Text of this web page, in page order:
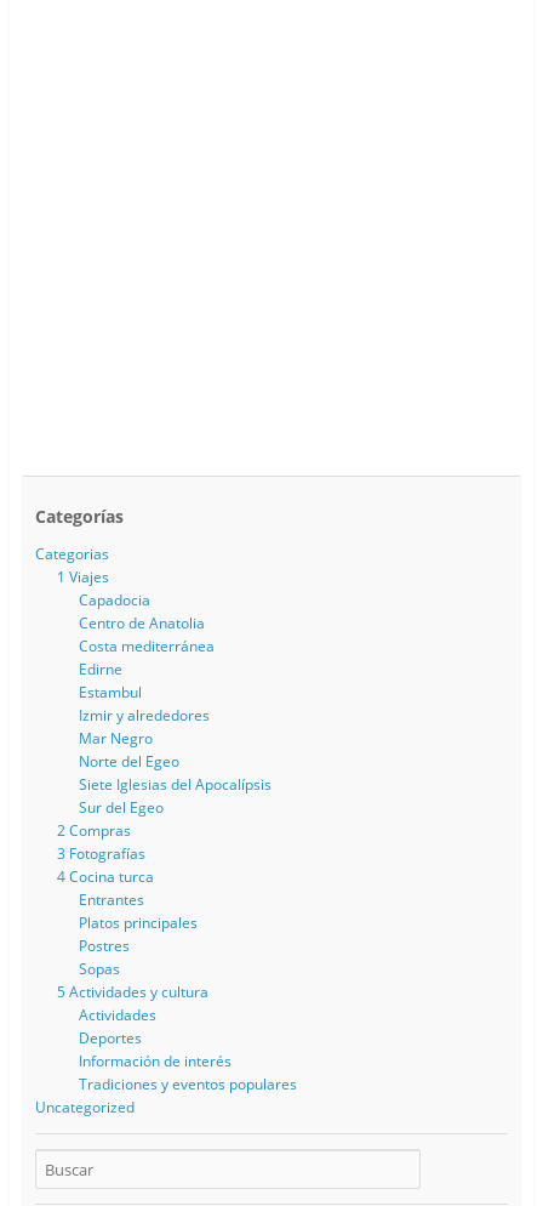
Categorías
Categorias
1 Viajes
Capadocia
Centro de Anatolia
Costa mediterránea
Edirne
Estambul
Izmir y alrededores
Mar Negro
Norte del Egeo
Siete Iglesias del Apocalípsis
Sur del Egeo
2 Compras
3 Fotografías
4 Cocina turca
Entrantes
Platos principales
Postres
Sopas
5 Actividades y cultura
Actividades
Deportes
Información de interés
Tradiciones y eventos populares
Uncategorized